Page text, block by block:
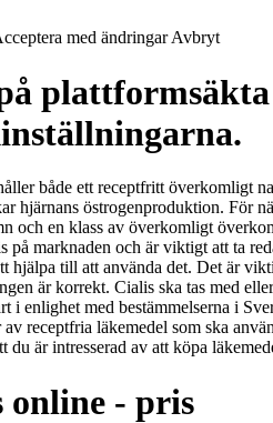
med ändringar Avbryt
både ett receptfritt överkomligt
hjärnans östrogenproduktion. För
och en klass av överkomligt
marknaden och är viktigt att ta
hjälpa till att använda det. Det är
är korrekt. Cialis ska tas med
i enlighet med bestämmelserna i
receptfria läkemedel som ska
du är intresserad av att köpa
online - pris